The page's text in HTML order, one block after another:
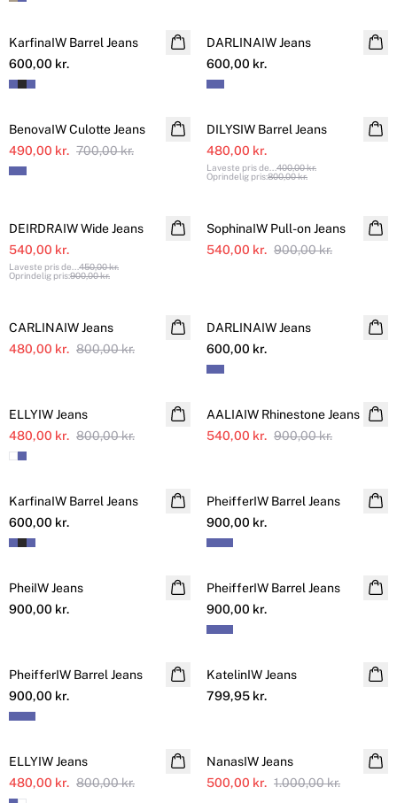
NYHED
KarfinaIW Barrel Jeans
600,00 kr.
NYHED
DARLINAIW Jeans
600,00 kr.
SALE
BenovaIW Culotte Jeans
490,00 kr. 700,00 kr.
SALE
DILYSIW Barrel Jeans
480,00 kr.
Laveste pris de
400,00 kr.
Oprindelig pris:800,00 kr.
DEIRDRAIW Wide Jeans
540,00 kr.
Laveste pris de
450,00 kr.
Oprindelig pris:900,00 kr.
SophinaIW Pull-on Jeans
540,00 kr. 900,00 kr.
CARLINAIW Jeans
480,00 kr. 800,00 kr.
NYHED
DARLINAIW Jeans
600,00 kr.
ELLYIW Jeans
480,00 kr. 800,00 kr.
SALE
AALIAIW Rhinestone Jeans
540,00 kr. 900,00 kr.
KarfinaIW Barrel Jeans
600,00 kr.
PheifferIW Barrel Jeans
900,00 kr.
PheiIW Jeans
900,00 kr.
PheifferIW Barrel Jeans
900,00 kr.
PheifferIW Barrel Jeans
900,00 kr.
KatelinIW Jeans
799,95 kr.
SALE
ELLYIW Jeans
480,00 kr. 800,00 kr.
NanasIW Jeans
500,00 kr. 1.000,00 kr.